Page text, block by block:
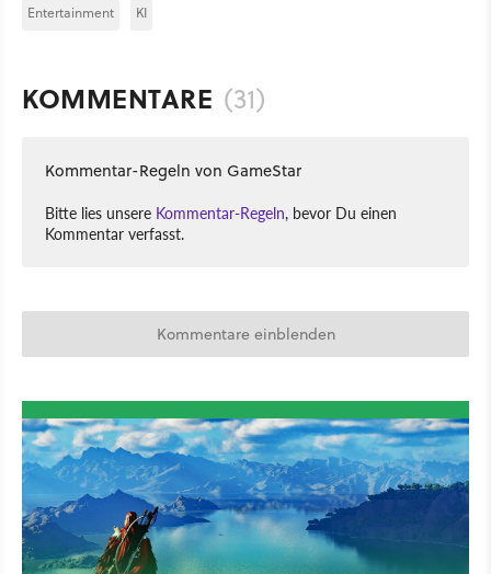
Entertainment KI
KOMMENTARE (31)
Kommentar-Regeln von GameStar
Bitte lies unsere Kommentar-Regeln, bevor Du einen
Kommentar verfasst.
Kommentare einblenden